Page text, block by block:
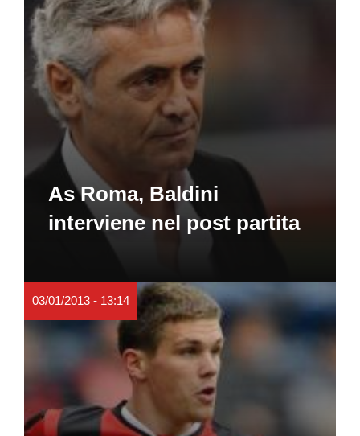
As Roma, Baldini
interviene nel post partita
03/01/2013 - 13:14